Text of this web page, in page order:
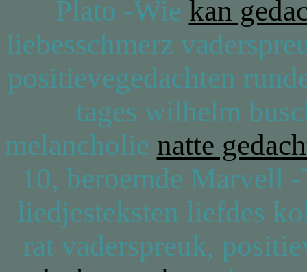
Plato -Wie kan
liebesschmerz
positievegedachten
tages wilhelm
melancholie natte
10, beroemde Marvell
liedjesteksten liefdes
rat vaderspreuk,